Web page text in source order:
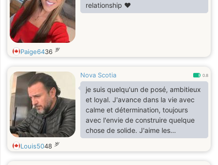
relationship ❤️
Paige6436 岁
Nova Scotia 0.8
je suis quelqu'un de posé, ambitieux
et loyal. J'avance dans la vie avec
calme et détermination, toujours
avec l'envie de construire quelque
chose de solide. J'aime les
personnes vraies, les échanges
profonds et les projets qui ont du
Louis5048 岁